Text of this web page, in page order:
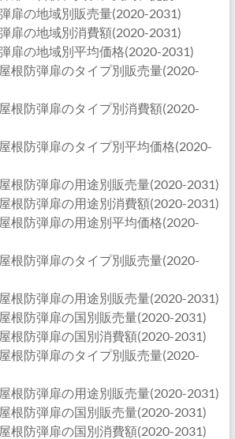
扉の地域別販売量(2020-2031)
扉の地域別消費額(2020-2031)
扉の地域別平均価格(2020-2031)
根防弾扉のタイプ別販売量(2020-
根防弾扉のタイプ別消費額(2020-
根防弾扉のタイプ別平均価格(2020-
根防弾扉の用途別販売量(2020-2031)
根防弾扉の用途別消費額(2020-2031)
根防弾扉の用途別平均価格(2020-
根防弾扉のタイプ別販売量(2020-
根防弾扉の用途別販売量(2020-2031)
根防弾扉の国別販売量(2020-2031)
根防弾扉の国別消費額(2020-2031)
根防弾扉のタイプ別販売量(2020-
根防弾扉の用途別販売量(2020-2031)
根防弾扉の国別販売量(2020-2031)
根防弾扉の国別消費額(2020-2031)